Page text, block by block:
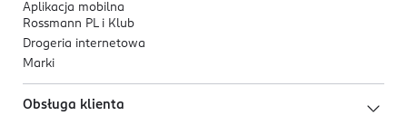
Aplikacja mobilna
Rossmann PL i Klub
Drogeria internetowa
Marki
Obsługa klienta